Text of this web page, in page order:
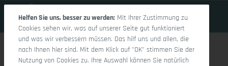
Helfen Sie uns, besser zu werden: Mit Ihrer Zustimmung zu
Cookies sehen wir, was auf unserer Seite gut funktioniert
und was wir verbessern müssen. Das hilf uns und allen, die
nach Ihnen hier sind. Mit dem Klick auf "OK" stimmen Sie der
Nutzung von Cookies zu. Ihre Auswahl können Sie natürlich